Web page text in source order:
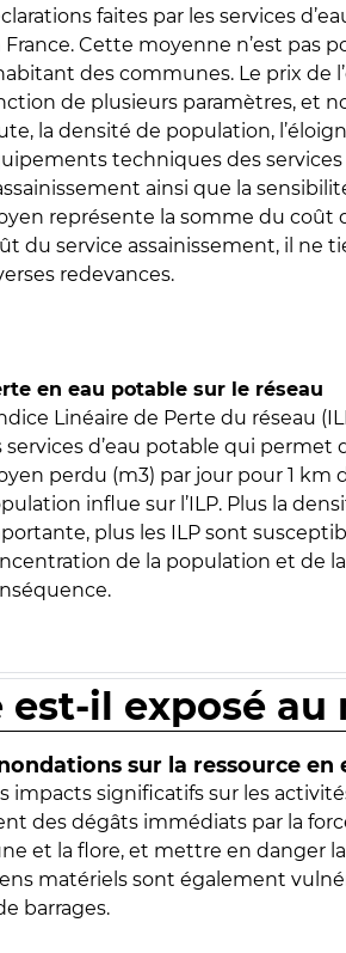
faites par les services
France. Cette moyenne n’est pas
des communes. Le prix de
de plusieurs paramètres, et
la densité de population,
techniques des services
ainsi que la
représente la somme du coût
du service assainissement, il ne
redevances.
en eau potable sur le réseau
Linéaire de Perte du réseau
services d’eau potable qui permet
perdu (m3) par jour pour 1 km
influe sur l’ILP. Plus la
plus les ILP sont
de la population et de
il exposé
sur la ressource en
impacts significatifs sur les
des dégâts immédiats par la
et la flore, et mettre en danger
matériels sont également
barrages.